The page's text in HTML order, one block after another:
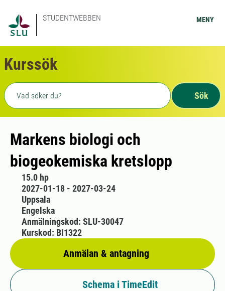
STUDENTWEBBEN MENY
Kurssök
Fritext sökning
Sök
Markens biologi och
biogeokemiska kretslopp
15.0 hp
2027-01-18 - 2027-03-24
Uppsala
Engelska
Anmälan & antagning
Anmälningskod: SLU-30047
Kurskod: BI1322
Schema i TimeEdit